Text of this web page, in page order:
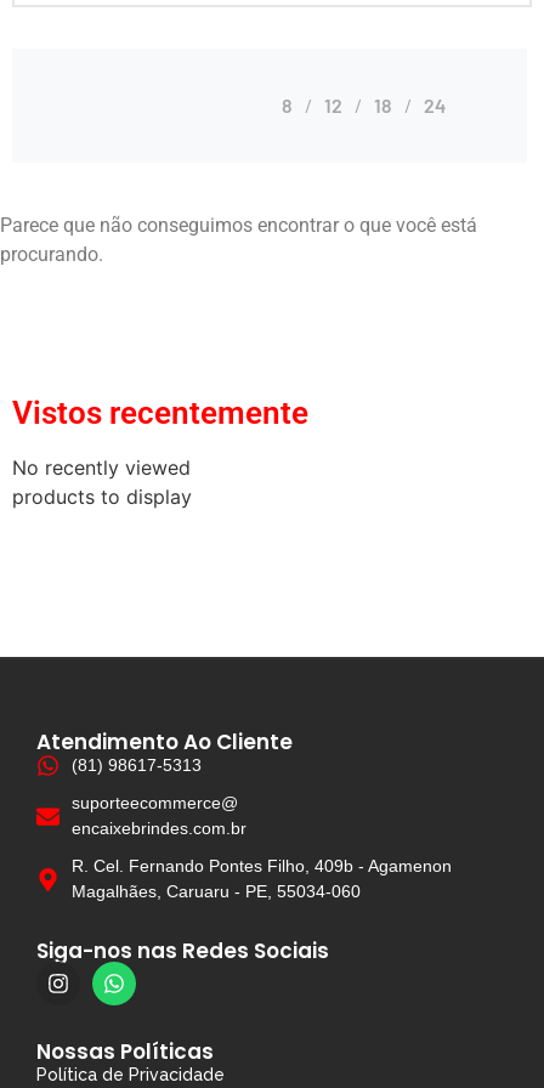
8 12 18 24
Parece que não conseguimos encontrar o que você está
procurando.
Vistos recentemente
No recently viewed
products to display
Atendimento Ao Cliente
(81) 98617-5313
suporteecommerce@
encaixebrindes.com.br
R. Cel. Fernando Pontes Filho, 409b - Agamenon
Magalhães, Caruaru - PE, 55034-060
Siga-nos nas Redes Sociais
Nossas Políticas
Política de Privacidade